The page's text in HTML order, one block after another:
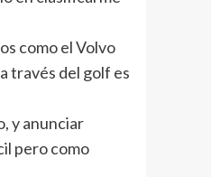
como el Volvo
través del golf es
y anunciar
pero como